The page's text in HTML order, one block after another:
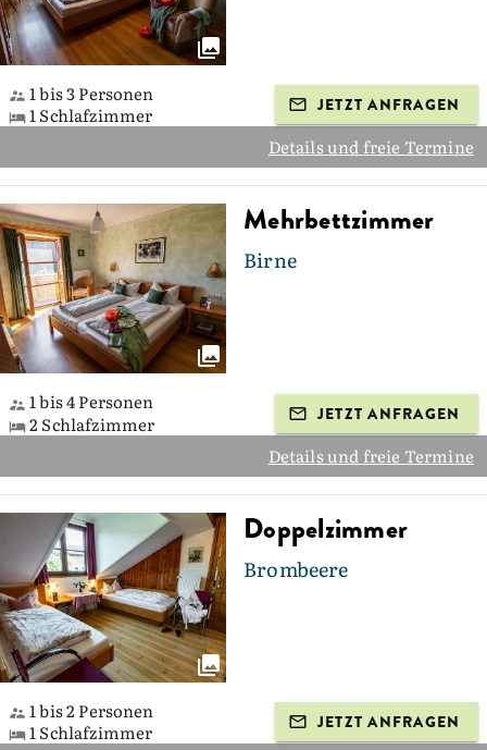
1 bis 3 Personen
1 Schlafzimmer
JETZT ANFRAGEN
Details und freie Termine
Mehrbettzimmer
Birne
1 bis 4 Personen
2 Schlafzimmer
JETZT ANFRAGEN
Details und freie Termine
Doppelzimmer
Brombeere
1 bis 2 Personen
1 Schlafzimmer
JETZT ANFRAGEN